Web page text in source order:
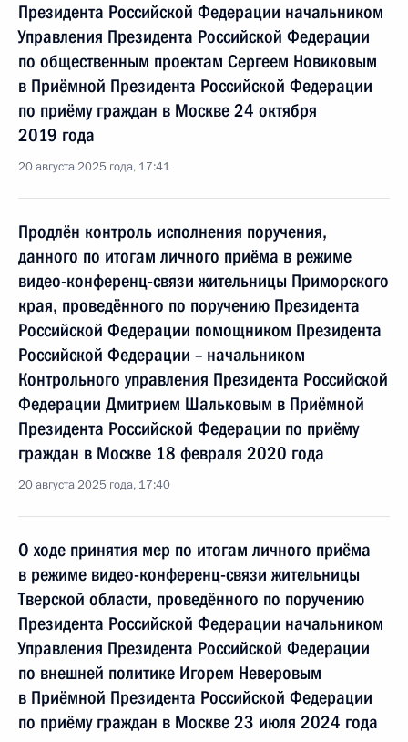
Президента Российской Федерации начальником
Управления Президента Российской Федерации
по общественным проектам Сергеем Новиковым
в Приёмной Президента Российской Федерации
по приёму граждан в Москве 24 октября
2019 года
20 августа 2025 года, 17:41
Продлён контроль исполнения поручения,
данного по итогам личного приёма в режиме
видео-конференц-связи жительницы Приморского
края, проведённого по поручению Президента
Российской Федерации помощником Президента
Российской Федерации – начальником
Контрольного управления Президента Российской
Федерации Дмитрием Шальковым в Приёмной
Президента Российской Федерации по приёму
граждан в Москве 18 февраля 2020 года
20 августа 2025 года, 17:40
О ходе принятия мер по итогам личного приёма
в режиме видео-конференц-связи жительницы
Тверской области, проведённого по поручению
Президента Российской Федерации начальником
Управления Президента Российской Федерации
по внешней политике Игорем Неверовым
в Приёмной Президента Российской Федерации
по приёму граждан в Москве 23 июля 2024 года